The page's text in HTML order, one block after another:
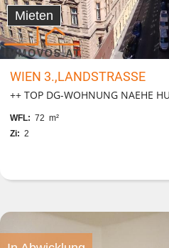
Mieten
WIEN 3.,LANDSTRASSE
++ TOP DG-WOHNUNG NAEHE
WFL: 72 m²
Zi: 2